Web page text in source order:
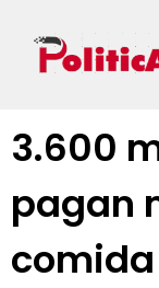
contenido
3.600
pagan